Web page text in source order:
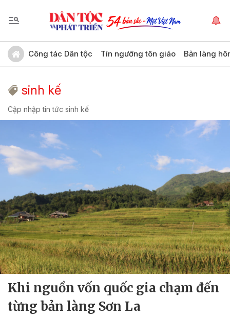
Công tác Dân tộc Tín ngưỡng tôn giáo Bản làng
sinh kế
Cập nhập tin tức sinh kế
Khi nguồn vốn quốc gia chạm đến
từng bản làng Sơn La